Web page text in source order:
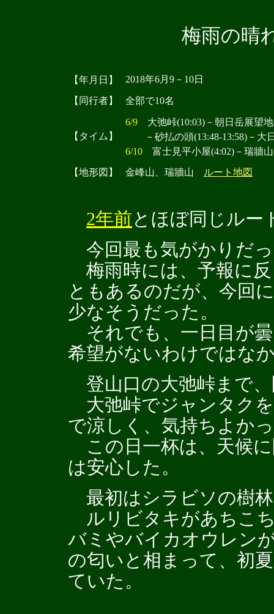
梅雨の晴
【年月日】 2018年6月9－10日
【同行者】 全部で10名
【タイム】
6/9 大弛峠(10:03)－朝日岳展望地
－砂払の頭(13:48-13:58)－大
6/10 富士見平小屋(4:02)－瑞牆山
【地形図】
金峰山、瑞牆山 ルート地図
2年前とほぼ同じルー
今回最も気がかりだ
梅雨時には、予報に
ともあるのだが、今回
少なそうだった。
それでも、一日目が
希望がないわけではな
登山口の大弛峠まで
大弛峠でジャンタク
で涼しく、気持ちよか
この日一杯は、天候
は安心した。
最初はシラビソの樹
ルリビタキがあちこ
バミやバイカオウレン
の匂いと相まって、初
ていた。